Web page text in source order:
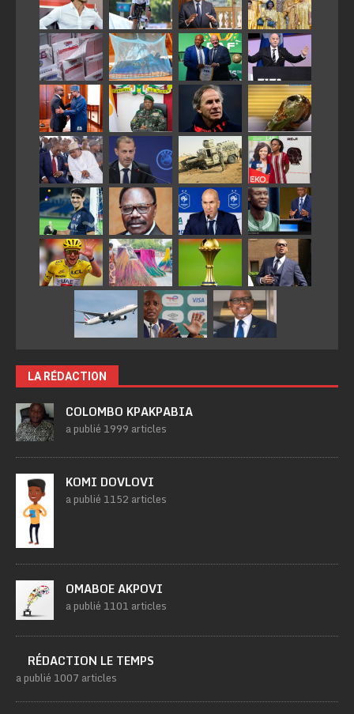
LA RÉDACTION
COLOMBO KPAKPABIA
a publié 1999 articles
KOMI DOVLOVI
a publié 1152 articles
OMABOE AKPOVI
a publié 1101 articles
RÉDACTION LE TEMPS
a publié 1007 articles